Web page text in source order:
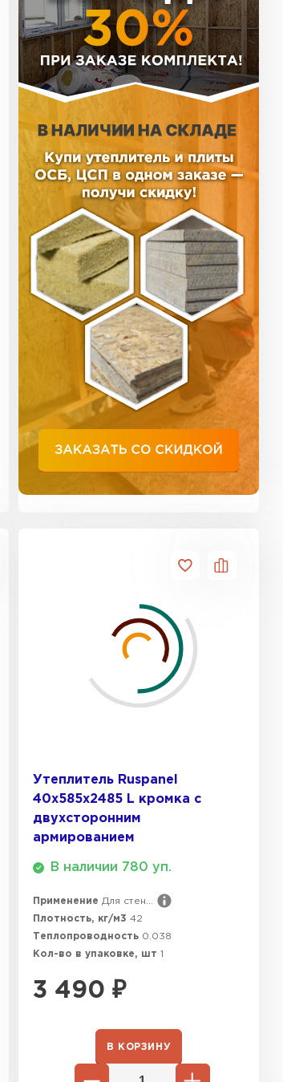
Утеплитель Ruspanel
40х585х2485 L кромка с
двухсторонним
армированием
В наличии 780 уп.
Применение Для стен...
Плотность, кг/м3 42
Теплопроводность 0.038
Кол-во в упаковке, шт 1
3 490 ₽
В КОРЗИНУ